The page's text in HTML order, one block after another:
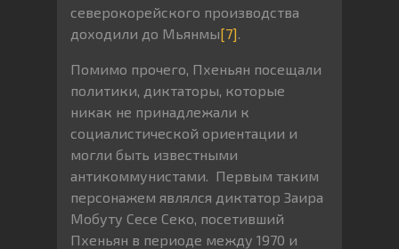
северокорейского производства
доходили до Мьянмы[7]
Помимо прочего, Пхеньян посещали
политики, диктаторы, которые
никак не принадлежали к
социалистической ориентации и
могли быть известными
антикоммунистами. Первым таким
персонажем являлся диктатор Заира
Мобуту Сесе Секо, посетивший
Пхеньян в периоде между 1970 и